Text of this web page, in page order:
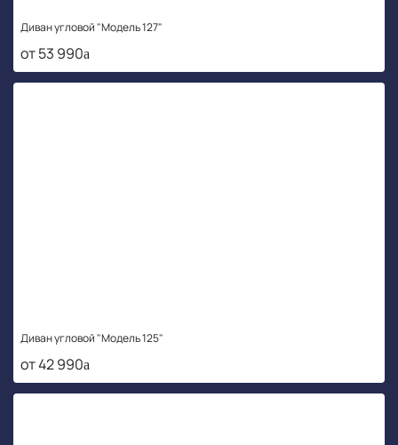
Диван угловой "Модель 127"
от 53 990
Диван угловой "Модель 125"
от 42 990